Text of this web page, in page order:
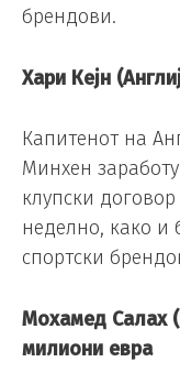
брендови.
Хари Кејн
Капитенот на
Минхен
клупски
неделно, како и
спортски
Мохамед Салах
милиони евра